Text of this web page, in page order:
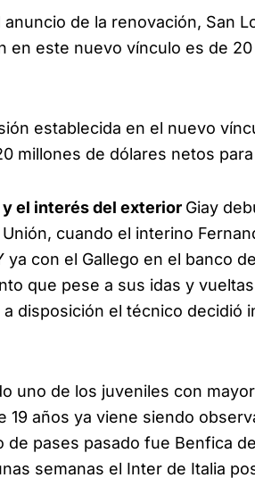
de la renovación, San
en este nuevo vínculo es de
establecida en el nuevo
millones de dólares netos
el interés del exterior Giay
cuando el interino
ya con el Gallego en el banco
que pese a sus idas y
disposición el técnico decidió
uno de los juveniles con
19 años ya viene siendo
de pases pasado fue Benfica
semanas el Inter de Italia